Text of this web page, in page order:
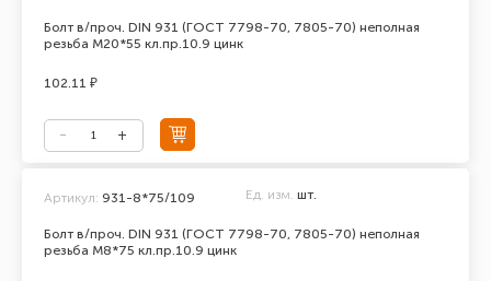
Болт в/проч. DIN 931 (ГОСТ 7798-70, 7805-70) неполная
резьба М20*55 кл.пр.10.9 цинк
102.11 ₽
Болт в/проч. DIN 931 (ГОСТ 7798-70, 7805-70) неполная
резьба М8*75 кл.пр.10.9 цинк
Артикул: 931-8*75/109 Ед. изм. шт.